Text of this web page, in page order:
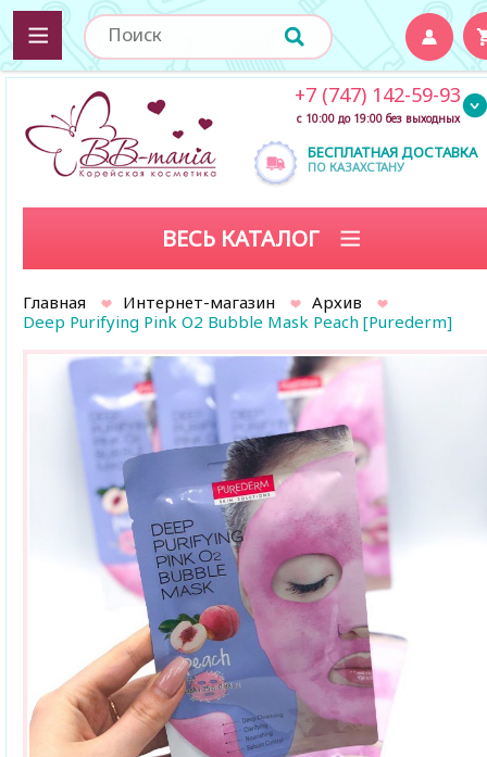
БЕСПЛАТНАЯ ДОСТАВКА
ПО КАЗАХСТАНУ
+7 (747) 142-59-93
с 10:00 до 19:00 без выходных
ВЕСЬ КАТАЛОГ
Главная Интернет-магазин
Архив
Deep Purifying Pink O2 Bubble Mask Peach [Purederm]